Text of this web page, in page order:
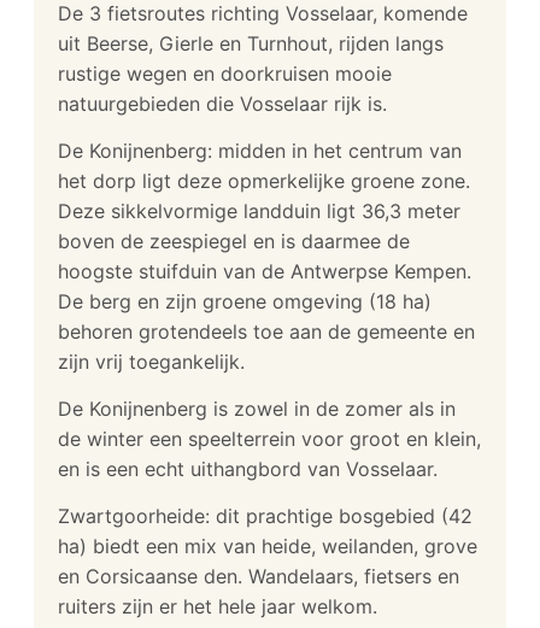
De 3 fietsroutes richting Vosselaar, komende
uit Beerse, Gierle en Turnhout, rijden langs
rustige wegen en doorkruisen mooie
natuurgebieden die Vosselaar rijk is.
De Konijnenberg: midden in het centrum van
het dorp ligt deze opmerkelijke groene zone.
Deze sikkelvormige landduin ligt 36,3 meter
boven de zeespiegel en is daarmee de
hoogste stuifduin van de Antwerpse Kempen.
De berg en zijn groene omgeving (18 ha)
behoren grotendeels toe aan de gemeente en
zijn vrij toegankelijk.
De Konijnenberg is zowel in de zomer als in
de winter een speelterrein voor groot en klein,
en is een echt uithangbord van Vosselaar.
Zwartgoorheide: dit prachtige bosgebied (42
ha) biedt een mix van heide, weilanden, grove
en Corsicaanse den. Wandelaars, fietsers en
ruiters zijn er het hele jaar welkom.